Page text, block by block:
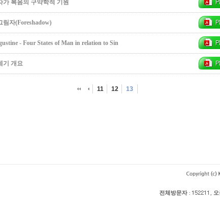
가 복음의 구약학적 기원
림자(Foreshadow)
- Four States of Man in relation to Sin
기 개요
11 12 13
전체방문자 :